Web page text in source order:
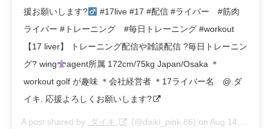
援お願いします?‍
#17live #17 #配信 #ライバー #筋肉
ライバー #トレーニング #毎日トレーニング #workout
【17 liver】 トレーニング配信や雑談配信 ?毎日トレーニン
グ? wing
agent所属 172cm/75kg Japan/Osaka ＊
workout golf が趣味 ＊会社経営者 ＊17ライバー名 @.ダ
イキ. 応援よろしくお願いします?
A post shared by .ダイキ. (@daiki_pink.86) on Aug 14, 2020 at 11:28pm PDT